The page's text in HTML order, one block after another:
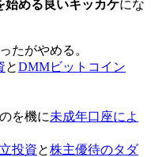
始める良いキッカケにな
たがやめる。
とDMMビットコイン
を機に未成年口座によ
投資と株主優待のタダ